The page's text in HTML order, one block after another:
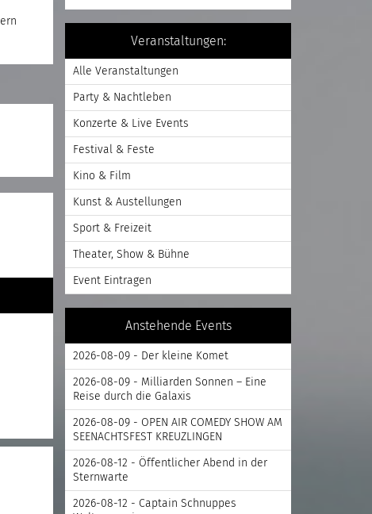
Veranstaltungen:
Alle Veranstaltungen
Party & Nachtleben
Konzerte & Live Events
Festival & Feste
Kino & Film
Kunst & Austellungen
Sport & Freizeit
Theater, Show & Bühne
Event Eintragen
Anstehende Events
2026-08-09 - Der kleine Komet
2026-08-09 - Milliarden Sonnen – Eine
Reise durch die Galaxis
2026-08-09 - OPEN AIR COMEDY SHOW AM
SEENACHTSFEST KREUZLINGEN
2026-08-12 - Öffentlicher Abend in der
Sternwarte
2026-08-12 - Captain Schnuppes